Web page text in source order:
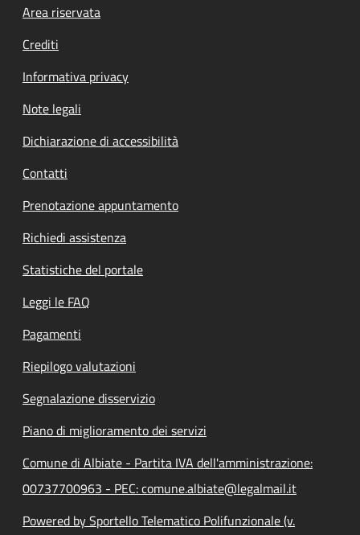
Footer menu
Area riservata
Crediti
Informativa privacy
Note legali
Dichiarazione di accessibilità
Contatti
Prenotazione appuntamento
Richiedi assistenza
Statistiche del portale
Leggi le FAQ
Pagamenti
Riepilogo valutazioni
Segnalazione disservizio
Piano di miglioramento dei servizi
Comune di Albiate - Partita IVA dell'amministrazione:
00737700963 - PEC: comune.albiate@legalmail.it
Powered by Sportello Telematico Polifunzionale (v.